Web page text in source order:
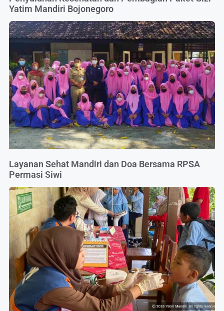
Yatim Mandiri Bojonegoro
Layanan Sehat Mandiri dan Doa Bersama RPSA
Permasi Siwi